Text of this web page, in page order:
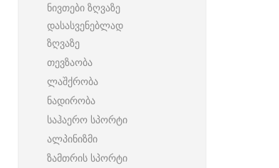
ნივთები ზღვაზე
დასასვენებლად
ზღვაზე
თევზაობა
ლაშქრობა
ნადირობა
საჰაერო სპორტი
ალპინიზმი
ზამთრის სპორტი